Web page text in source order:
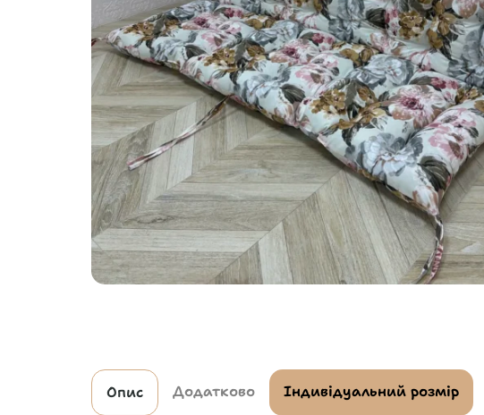
Опис Додатково Індивідуальний розмір